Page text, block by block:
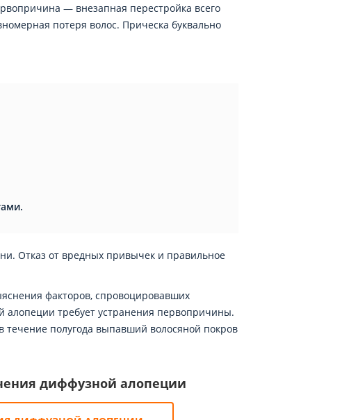
— внезапная перестройка всего
потеря волос. Прическа буквально
Отказ от вредных привычек и правильное
факторов, спровоцировавших
алопеции требует устранения первопричины.
течение полугода выпавший волосяной покров
диффузной алопеции